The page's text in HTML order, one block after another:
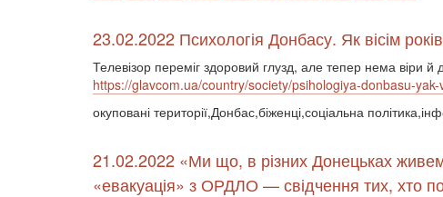
23.02.2022 Психологія Донбасу. Як вісім
Телевізор переміг здоровий глузд, але тепер нема віри й
https://glavcom.ua/country/society/psihologiya-donbasu-
окуповані території,Донбас,біженці,соціальна
21.02.2022 «Ми що, в різних Донецьках
«евакуація» з ОРДЛО — свідчення тих, хто